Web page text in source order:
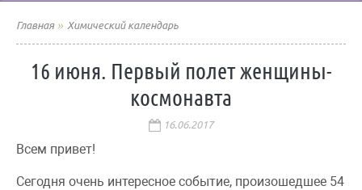
Главная» Химический календарь
16 июня. Первый полет женщины-
космонавта
16.06.2017
Всем привет!
Сегодня очень интересное событие, произошедшее 54